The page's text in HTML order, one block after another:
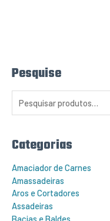
Pesquise
P
e
p
:
Categorias
Amaciador de Carnes
Amassadeiras
Aros e Cortadores
Assadeiras
Bacias e Baldes